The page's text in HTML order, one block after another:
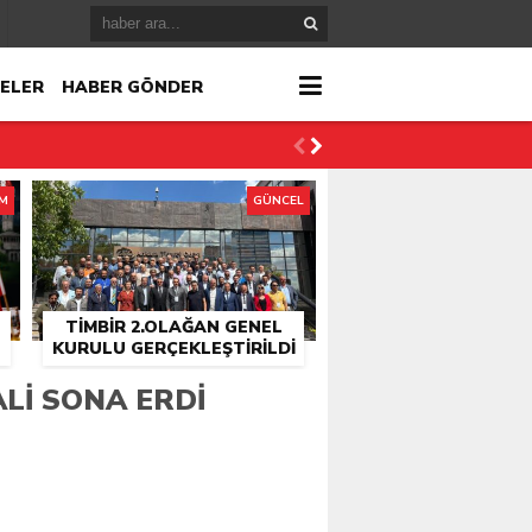
HABER GÖNDER
TİMBİR 2.OLAĞAN GENEL
KURULU GERÇEKLEŞTIRILDI
GÜNCEL
SONA ERDI